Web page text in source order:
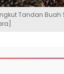
Tandan Buah